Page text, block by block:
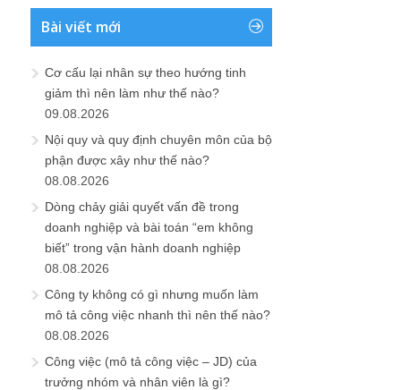
Bài viết mới
Cơ cấu lại nhân sự theo hướng tinh
giảm thì nên làm như thế nào?
09.08.2026
Nội quy và quy định chuyên môn của bộ
phận được xây như thế nào?
08.08.2026
Dòng chảy giải quyết vấn đề trong
doanh nghiệp và bài toán “em không
biết” trong vận hành doanh nghiệp
08.08.2026
Công ty không có gì nhưng muốn làm
mô tả công việc nhanh thì nên thế nào?
08.08.2026
Công việc (mô tả công việc – JD) của
trưởng nhóm và nhân viên là gì?